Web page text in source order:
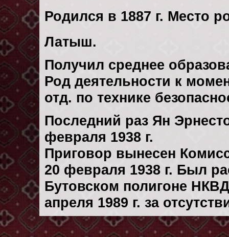
Родился в 1887 г. Место
Латыш.
Получил среднее
Род деятельности к
отд. по технике
Последний раз Ян
февраля 1938 г.
Приговор вынесен
20 февраля 1938 г. Был
Бутовском полигоне
апреля 1989 г. за